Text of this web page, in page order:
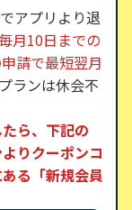
アプリより退
毎月10日までの
請で最短翌月
ランは休会不
ら、下記の
りクーポンコ
る「新規会員